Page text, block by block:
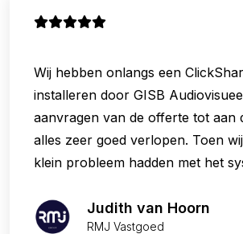
Wij hebben onlangs een
installeren door GISB
aanvragen van de offerte tot aan
alles zeer goed verlopen. Toen
klein probleem hadden met het
en fijn bedrijf!Judith van Hoorn
RMJ Vastgoed